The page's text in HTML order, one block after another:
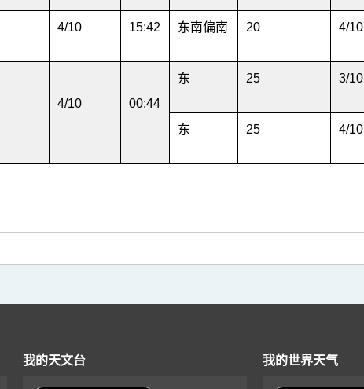
4/10 15:42 东南偏南 20 4/10
4/10 00:44
东 25 3/10
东 25 4/10
我的天文台 我的世界天气